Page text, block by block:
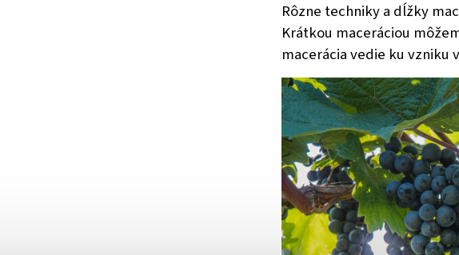
Rôzne techniky a dĺžky
Krátkou maceráciou
macerácia vedie ku vzniku